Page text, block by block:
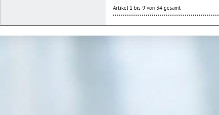
Artikel 1 bis 9 von 34 gesamt